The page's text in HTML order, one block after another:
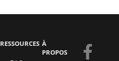
RESSOURCES À
PROPOS
F
Y
E
L